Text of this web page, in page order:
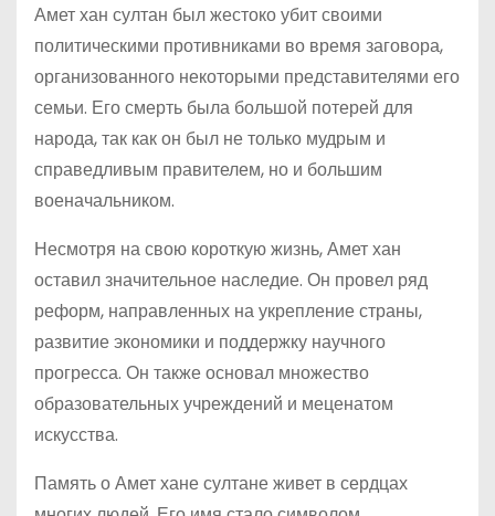
Амет хан султан был жестоко убит своими
политическими противниками во время заговора,
организованного некоторыми представителями его
семьи. Его смерть была большой потерей для
народа, так как он был не только мудрым и
справедливым правителем, но и большим
военачальником.
Несмотря на свою короткую жизнь, Амет хан
оставил значительное наследие. Он провел ряд
реформ, направленных на укрепление страны,
развитие экономики и поддержку научного
прогресса. Он также основал множество
образовательных учреждений и меценатом
искусства.
Память о Амет хане султане живет в сердцах